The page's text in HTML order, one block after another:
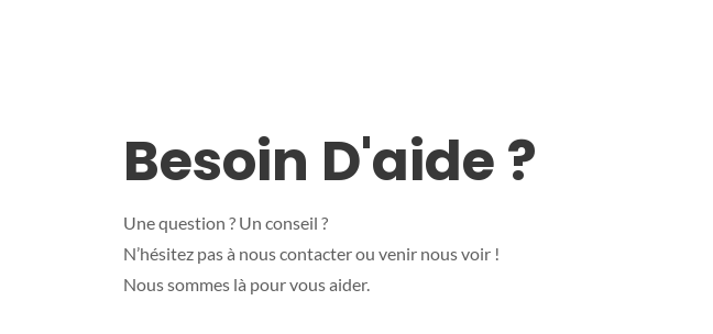
Besoin D'aide ?
Une question ? Un conseil ?
N’hésitez pas à nous contacter ou venir nous voir !
Nous sommes là pour vous aider.